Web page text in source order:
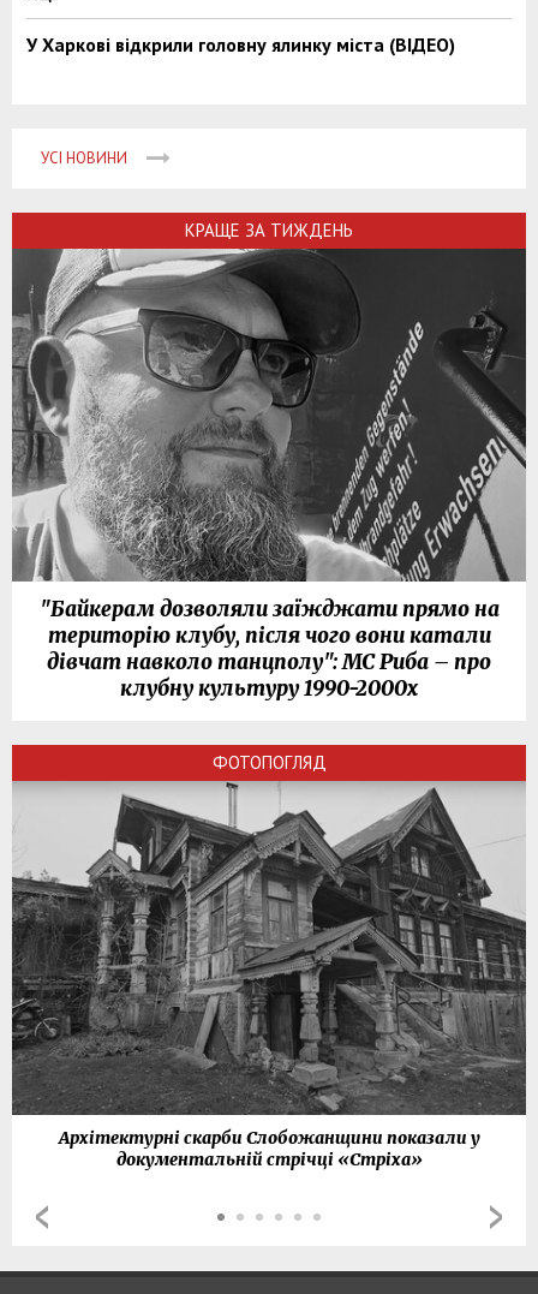
У Харкові відкрили головну ялинку міста (ВІДЕО)
УСІ НОВИНИ
КРАЩЕ ЗА ТИЖДЕНЬ
"Байкерам дозволяли заїжджати прямо на
територію клубу, після чого вони катали
дівчат навколо танцполу": МС Риба – про
клубну культуру 1990-2000х
ФОТОПОГЛЯД
Архітектурні скарби Слобожанщини показали у
документальній стрічці «Стріха»